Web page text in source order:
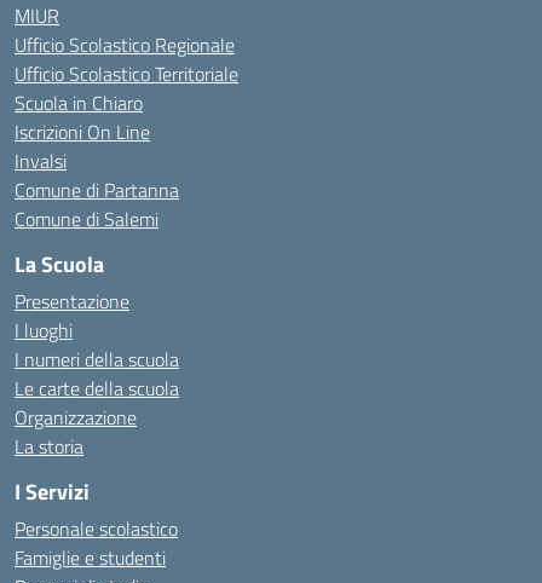
MIUR
Ufficio Scolastico Regionale
Ufficio Scolastico Territoriale
Scuola in Chiaro
Iscrizioni On Line
Invalsi
Comune di Partanna
Comune di Salemi
La Scuola
Presentazione
I luoghi
I numeri della scuola
Le carte della scuola
Organizzazione
La storia
I Servizi
Personale scolastico
Famiglie e studenti